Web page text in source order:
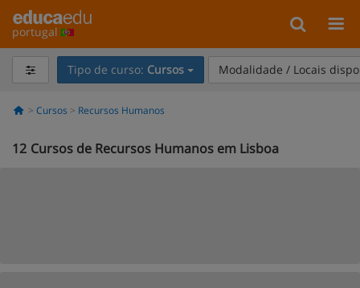
portugal
Tipo de curso: Cursos Modalidade / Locais
Cursos Recursos Humanos
12 Cursos de Recursos Humanos em Lisboa